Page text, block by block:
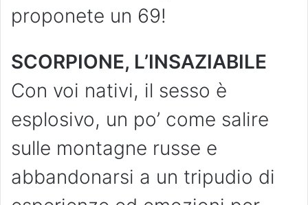
proponete un 69!
SCORPIONE, L’INSAZIABILE
Con voi nativi, il sesso è
esplosivo, un po’ come salire
sulle montagne russe e
abbandonarsi a un tripudio di